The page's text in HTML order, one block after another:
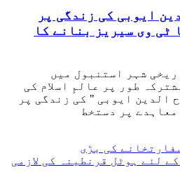
ایوبی کی زندگی پر
ٹی وی سیریز بنانے کا
شہر استنبول میں
طور پر عالمِ اسلام کی
الدین ایوبی " کی زندگی پر
پر دستخط